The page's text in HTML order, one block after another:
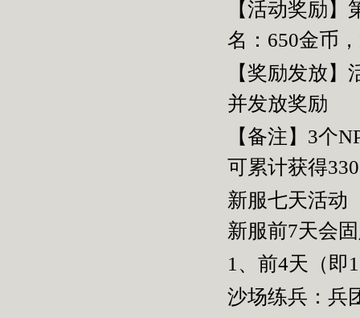
【活动奖励】
名： 650金币
【奖励发放】
并发放奖励
【备注】 3个
可累计获得
新服七天活动
新服前7天会
1、前4天（即
沙场练兵：兵